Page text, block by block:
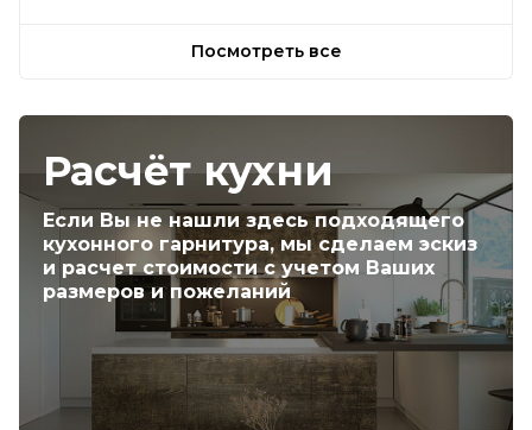
Посмотреть все
Расчёт кухни
Если Вы не нашли здесь подходящего
кухонного гарнитура, мы сделаем эскиз
и расчет стоимости с учетом Ваших
размеров и пожеланий